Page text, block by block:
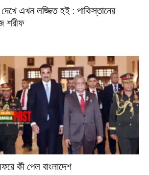
দেখে এখন লজ্জিত হই : পাকিস্তানের
শরীফ
কী পেল বাংলাদেশ